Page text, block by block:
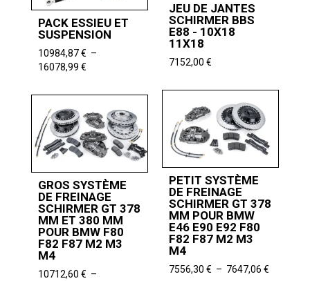
JEU DE JANTES
SCHIRMER BBS
E88 - 10X18
11X18
7152,00 €
PACK ESSIEU ET
SUSPENSION
10984,87€ –
16078,99 €Plage
prix :
10984,87 €
à
16078,99 €
PETIT SYSTÈME
DE FREINAGE
SCHIRMER GT 378
MM POUR BMW
E46 E90 E92 F80
F82 F87 M2 M3
M4
7556,30 € – 7647,06 €Plage
GROS SYSTÈME
DE FREINAGE
SCHIRMER GT 378
MM ET 380 MM
POUR BMW F80
F82 F87 M2 M3
M4
10712,60 € –